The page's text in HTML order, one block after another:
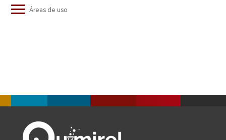
Sensidiscos